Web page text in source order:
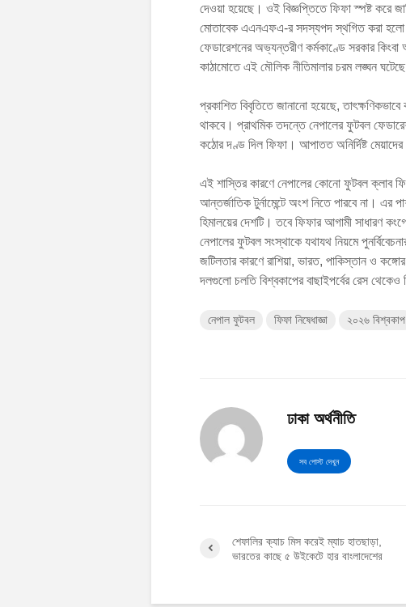
দেওয়া হয়েছে। ওই বিজ্ঞপ্তিতে ফিফা স্পষ্ট করে
মোতাবেক এএনএফএ-র সদস্যপদ স্থগিত করা হলো।
ফেডারেশনের অভ্যন্তরীণ কর্মকাণ্ডে সরকার
কাঠামোতে এই মৌলিক নীতিমালার চরম লঙ্ঘন
প্রকাশিত বিবৃতিতে জানানো হয়েছে, তাৎক্ষণিকভাবে
থাকবে। প্রাথমিক তদন্তে নেপালের ফুটবল
কঠোর দণ্ড দিল ফিফা। আপাতত অনির্দিষ্ট
এই শাস্তির কারণে নেপালের কোনো ফুটবল ক্লাব
আন্তর্জাতিক টুর্নামেন্টে অংশ নিতে পারবে না।
হিমালয়ের দেশটি। তবে ফিফার আগামী সাধারণ
নেপালের ফুটবল সংস্থাকে যথাযথ নিয়মে
জটিলতার কারণে রাশিয়া, ভারত, পাকিস্তান ও
দলগুলো চলতি বিশ্বকাপের বাছাইপর্বের রেস থেকেও
নেপাল ফুটবল ফিফা নিষেধাজ্ঞা ২০২৬ বিশ্বকাপ
ঢাকা অর্থনীতি
সব পোস্ট দেখুন
শেফালির ক্যাচ মিস করেই ম্যাচ হাতছাড়া,
ভারতের কাছে ৫ উইকেটে হার বাংলাদেশের